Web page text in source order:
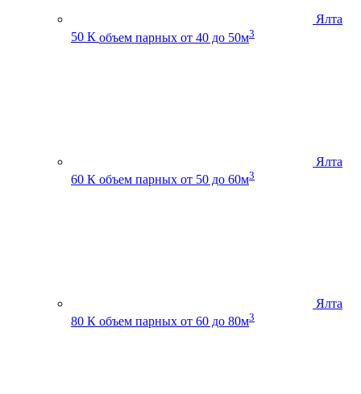
Ялта
50 К объем парных от 40 до 50м3
Ялта
60 К объем парных от 50 до 60м3
Ялта
80 К объем парных от 60 до 80м3